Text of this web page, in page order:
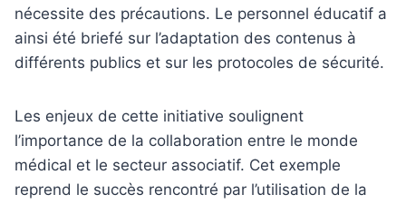
nécessite des précautions. Le personnel éducatif a
ainsi été briefé sur l’adaptation des contenus à
différents publics et sur les protocoles de sécurité.
Les enjeux de cette initiative soulignent
l’importance de la collaboration entre le monde
médical et le secteur associatif. Cet exemple
reprend le succès rencontré par l’utilisation de la